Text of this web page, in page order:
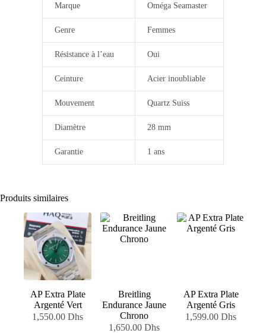
Marque Oméga Seamaster
Genre Femmes
Résistance à l’eau Oui
Ceinture Acier inoubliable
Mouvement Quartz Suiss
Diamètre 28 mm
Garantie 1 ans
Produits similaires
AP Extra Plate
Argenté Vert
1,550.00Dhs
Breitling
Endurance Jaune
Chrono
1,650.00Dhs
AP Extra Plate
Argenté Gris
1,599.00Dhs